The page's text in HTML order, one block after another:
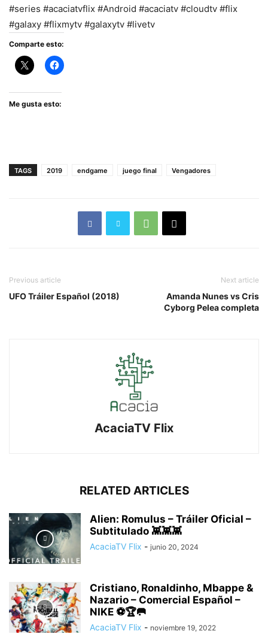
#series #acaciatvflix #Android #acaciatv #cloudtv #flix
#galaxy #flixmytv #galaxytv #livetv
Comparte esto:
Me gusta esto:
TAGS 2019 endgame juego final Vengadores
Previous article
UFO Tráiler Español (2018)
Next article
Amanda Nunes vs Cris
Cyborg Pelea completa
AcaciaTV Flix
RELATED ARTICLES
Alien: Romulus – Tráiler Oficial –
Subtitulado 👾👾👾
AcaciaTV Flix - junio 20, 2024
Cristiano, Ronaldinho, Mbappe &
Nazario – Comercial Español –
NIKE ⚽🏆🥅
AcaciaTV Flix - noviembre 19, 2022